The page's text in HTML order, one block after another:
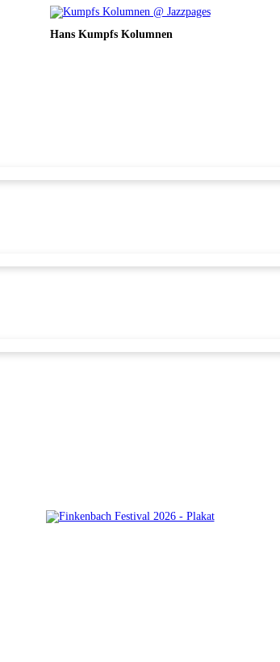
Hans Kumpfs Kolumnen